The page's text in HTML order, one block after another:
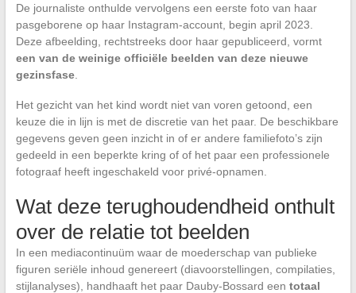
De journaliste onthulde vervolgens een eerste foto van haar
pasgeborene op haar Instagram-account, begin april 2023.
Deze afbeelding, rechtstreeks door haar gepubliceerd, vormt
een van de weinige officiële beelden van deze nieuwe
gezinsfase.
Het gezicht van het kind wordt niet van voren getoond, een
keuze die in lijn is met de discretie van het paar. De beschikbare
gegevens geven geen inzicht in of er andere familiefoto’s zijn
gedeeld in een beperkte kring of of het paar een professionele
fotograaf heeft ingeschakeld voor privé-opnamen.
Wat deze terughoudendheid onthult
over de relatie tot beelden
In een mediacontinuüm waar de moederschap van publieke
figuren seriële inhoud genereert (diavoorstellingen, compilaties,
stijlanalyses), handhaaft het paar Dauby-Bossard een totaal